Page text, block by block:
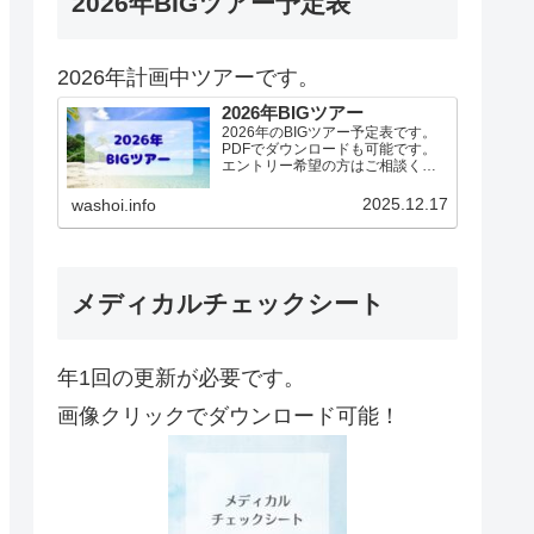
2026年計画中ツアーです。
2026年BIGツアー
2026年のBIGツアー予定表です。
PDFでダウンロードも可能です。
エントリー希望の方はご相談くだ
より変動ありますので、ご確認く
新）ダウンロードPDFでアップロ
washoi.info 2025.12.17
メディカルチェックシート
年1回の更新が必要です。
画像クリックでダウンロード可能！